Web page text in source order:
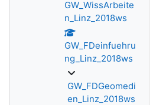
GW_WissArbeite
n_Linz_2018ws
GW_FDeinfuehru
ng_Linz_2018ws
GW_FDGeomedi
en_Linz_2018ws